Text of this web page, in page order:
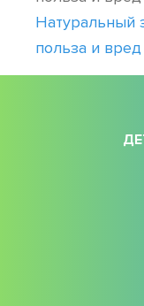
Натуральный
польза и вред